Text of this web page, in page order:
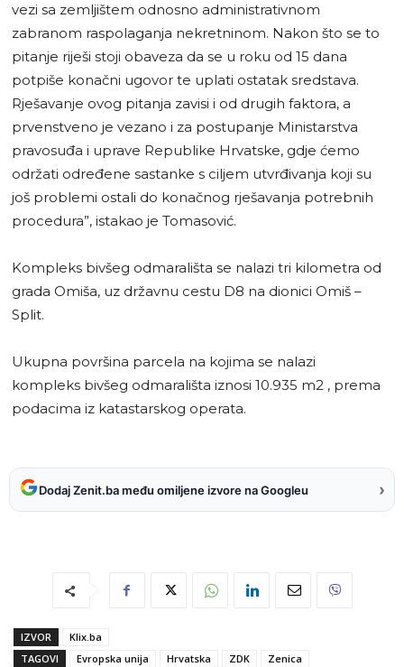
vezi sa zemljištem odnosno administrativnom
zabranom raspolaganja nekretninom. Nakon što se to
pitanje riješi stoji obaveza da se u roku od 15 dana
potpiše konačni ugovor te uplati ostatak sredstava.
Rješavanje ovog pitanja zavisi i od drugih faktora, a
prvenstveno je vezano i za postupanje Ministarstva
pravosuđa i uprave Republike Hrvatske, gdje ćemo
održati određene sastanke s ciljem utvrđivanja koji su
još problemi ostali do konačnog rješavanja potrebnih
procedura”, istakao je Tomasović.
Kompleks bivšeg odmarališta se nalazi tri kilometra od
grada Omiša, uz državnu cestu D8 na dionici Omiš –
Split.
Ukupna površina parcela na kojima se nalazi
kompleks bivšeg odmarališta iznosi 10.935 m2 , prema
podacima iz katastarskog operata.
Dodaj Zenit.ba među omiljene izvore na Googleu ›
IZVOR
Klix.ba
TAGOVI
Evropska unija Hrvatska ZDK Zenica